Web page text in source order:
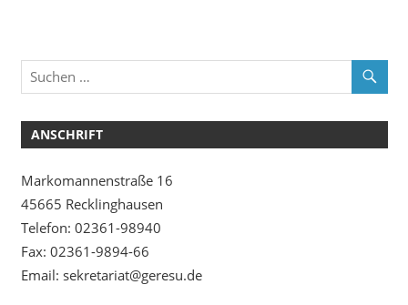
ANSCHRIFT
Markomannenstraße 16
45665 Recklinghausen
Telefon: 02361-98940
Fax: 02361-9894-66
Email: sekretariat@geresu.de